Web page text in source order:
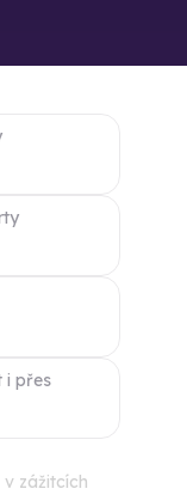
i přes
zážitcích